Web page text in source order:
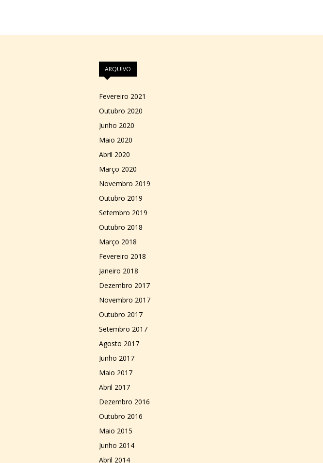
ARQUIVO
Fevereiro 2021
Outubro 2020
Junho 2020
Maio 2020
Abril 2020
Março 2020
Novembro 2019
Outubro 2019
Setembro 2019
Outubro 2018
Março 2018
Fevereiro 2018
Janeiro 2018
Dezembro 2017
Novembro 2017
Outubro 2017
Setembro 2017
Agosto 2017
Junho 2017
Maio 2017
Abril 2017
Dezembro 2016
Outubro 2016
Maio 2015
Junho 2014
Abril 2014